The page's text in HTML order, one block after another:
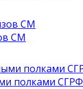
СМ
полками СГРФ